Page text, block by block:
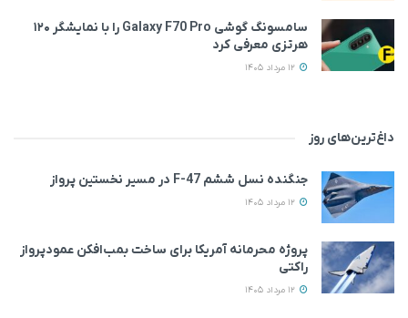
سامسونگ گوشی Galaxy F70 Pro را با نمایشگر ۱۲۰
هرتزی معرفی کرد
داغ‌ترین‌های روز
جنگنده نسل ششم F-47 در مسیر نخستین پرواز
پروژه محرمانه آمریکا برای ساخت بمب‌افکن عمودپرواز
راکتی